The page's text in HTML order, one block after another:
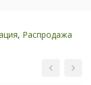
, Распродажа